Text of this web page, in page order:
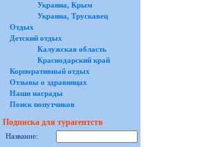
Украина, Крым
Украина, Трускавец
Отдых
Детский отдых
Калужская область
Краснодарский край
Корпоративный отдых
Отзывы о здравницах
Наши награды
Поиск попутчиков
Подписка для турагентств
Название: